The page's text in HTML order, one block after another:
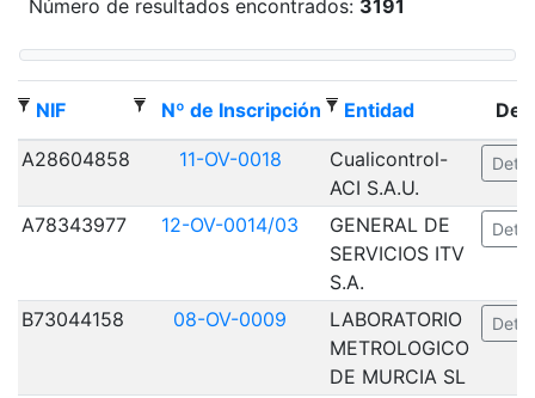
Número de resultados encontrados: 3191
NIF Nº de Inscripción Entidad
A28604858 11-OV-0018
Cualicontrol-
ACI S.A.U.
A78343977 12-OV-0014/03
GENERAL DE
SERVICIOS ITV
S.A.
B73044158 08-OV-0009
LABORATORIO
METROLOGICO
DE MURCIA SL